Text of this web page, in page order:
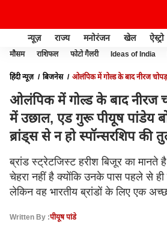
न्यूज़ राज्य मनोरंजन खेल ऐस्ट्रो
मौसम राशिफल फोटो गैलरी Ideas of India
हिंदी न्यूज़ बिजनेस
ओलंपिक में गोल्ड के बाद नीरज
ओलंपिक में गोल्ड के बाद नीरज
में उछाल, एड गुरू पीयूष पांडेय
ब्रांड्स से न हो स्पॉन्सरशिप की
ब्रांड स्ट्रेटजिस्ट हरीश बिजूर का मानते
चेहरा नहीं है क्योंकि उनके पास पहले से ही
लेकिन वह भारतीय ब्रांडों के लिए एक
Written By :पीयूष पांडे